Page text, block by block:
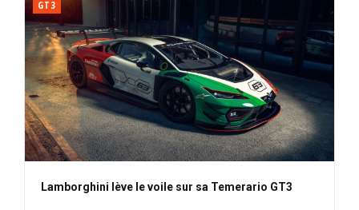
GT3
Lamborghini lève le voile sur sa Temerario GT3